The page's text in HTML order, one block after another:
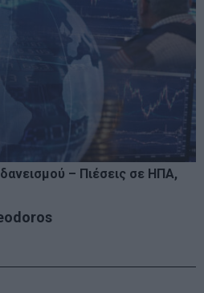
– Πιέσεις σε ΗΠΑ,